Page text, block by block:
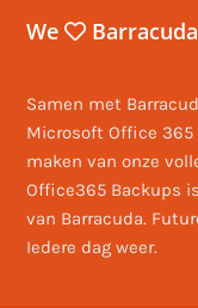
We Barracuda
Samen met
Microsoft Office
maken van onze
Office365 Backups
van Barracuda.
Iedere dag weer.